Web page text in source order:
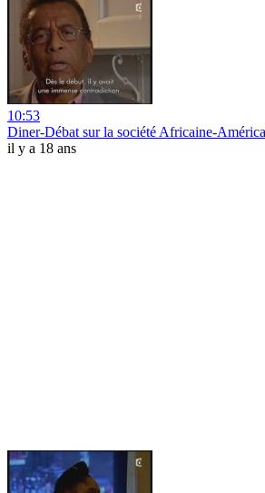
10:53
Diner-Débat sur la société Africaine-
il y a 18 ans